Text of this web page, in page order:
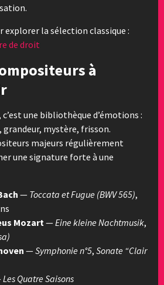
explorer la sélection classique :
de droit
à
c’est une bibliothèque d’émotions :
mystère, frisson.
majeurs régulièrement
une signature forte à une
— Toccata et Fugue (BWV 565),
Mozart —Eine kleine Nachtmusik,
—Symphonie n°5, Sonate “Clair
Les Quatre Saisons